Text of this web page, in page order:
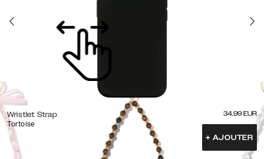
Wristlet Strap
Tortoise
34.99 EUR
+ AJOUTER